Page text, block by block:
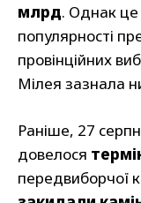
млрд. Однак це
популярності
провінційних
Мілея зазнала
Раніше, 27
довелося
передвиборчої